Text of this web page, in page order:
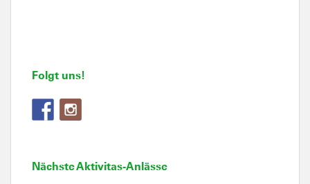
Folgt uns!
Nächste Aktivitas-Anlässe